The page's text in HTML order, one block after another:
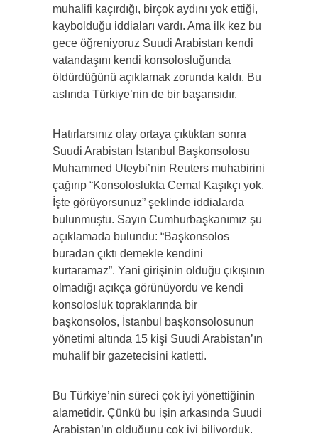
muhalifi kaçırdığı, birçok aydını yok ettiği,
kaybolduğu iddiaları vardı. Ama ilk kez bu
gece öğreniyoruz Suudi Arabistan kendi
vatandaşını kendi konsolosluğunda
öldürdüğünü açıklamak zorunda kaldı. Bu
aslında Türkiye’nin de bir başarısıdır.
Hatırlarsınız olay ortaya çıktıktan sonra
Suudi Arabistan İstanbul Başkonsolosu
Muhammed Uteybi’nin Reuters muhabirini
çağırıp “Konsoloslukta Cemal Kaşıkçı yok.
İşte görüyorsunuz” şeklinde iddialarda
bulunmuştu. Sayın Cumhurbaşkanımız şu
açıklamada bulundu: “Başkonsolos
buradan çıktı demekle kendini
kurtaramaz”. Yani girişinin olduğu çıkışının
olmadığı açıkça görünüyordu ve kendi
konsolosluk topraklarında bir
başkonsolos, İstanbul başkonsolosunun
yönetimi altında 15 kişi Suudi Arabistan’ın
muhalif bir gazetecisini katletti.
Bu Türkiye’nin süreci çok iyi yönettiğinin
alametidir. Çünkü bu işin arkasında Suudi
Arabistan’ın olduğunu çok iyi biliyorduk.